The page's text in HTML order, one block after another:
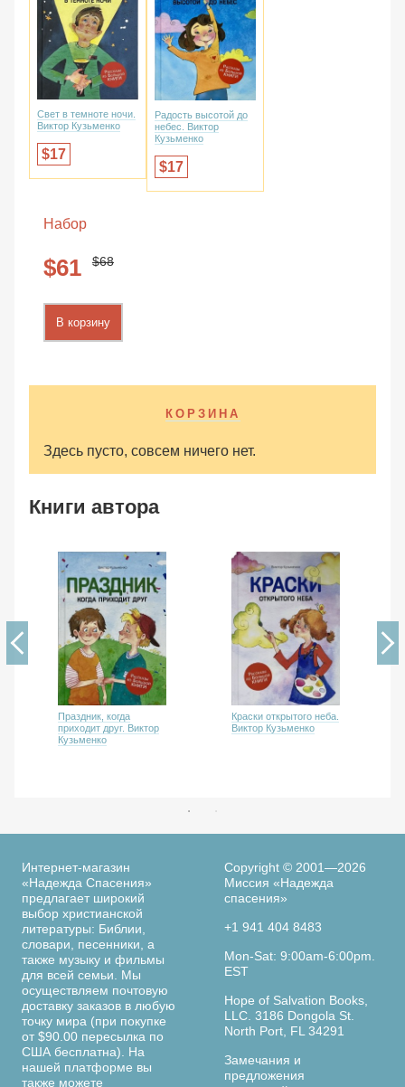
Свет в темноте ночи.
Виктор Кузьменко
17
Радость высотой до
небес. Виктор
Кузьменко
17
Набор
61 68
В корзину
КОРЗИНА
Здесь пусто, совсем ничего нет.
Книги автора
Праздник, когда
приходит друг. Виктор
Кузьменко
Краски открытого неба.
Виктор Кузьменко
Интернет-магазин
«Надежда Спасения»
предлагает широкий
выбор христианской
литературы: Библии,
словари, песенники, а
также музыку и фильмы
для всей семьи. Мы
осуществляем почтовую
доставку заказов в любую
точку мира (при покупке
от $90.00 пересылка по
США бесплатна). На
нашей платформе вы
также можете
Copyright © 2001—2026
Миссия «Надежда
спасения»
+1 941 404 8483
Mon-Sat: 9:00am-6:00pm.
EST
Hope of Salvation Books,
LLC. 3186 Dongola St.
North Port, FL 34291
Замечания и
предложения